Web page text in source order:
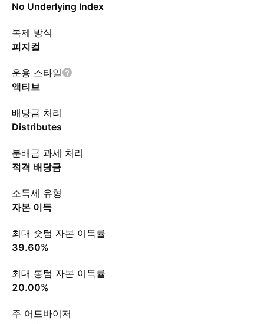
No Underlying Index
복제 방식
피지컬
운용 스타일
액티브
배당금 처리
Distributes
분배금 과세 처리
적격 배당금
소득세 유형
자본 이득
최대 숏텀 자본 이득률
39.60%
최대 롱텀 자본 이득률
20.00%
주 어드바이저